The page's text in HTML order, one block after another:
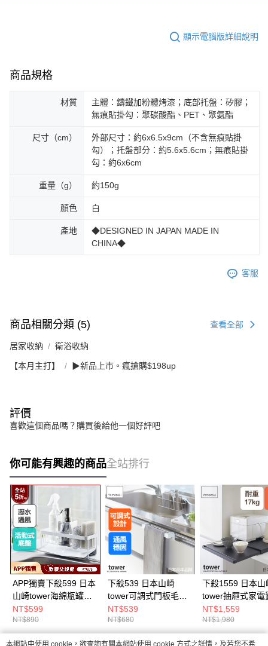
顯示電腦版詳細說明
商品規格
材質
主體：鑄鐵加粉體烤漆；底部托盤：矽膠；
無痕貼掛勾：聚碳酸酯、PET、聚氨酯
尺寸（cm）
外部尺寸：約6x6.5x9cm（不含無痕貼掛
勾）；托盤部分：約5.6x5.6cm；無痕貼掛
勾：約6x6cm
重量（g） 約150g
顏色 白
產地
◆DESIGNED IN JAPAN MADE IN
CHINA◆
客服
商品相關分類 (5) 查看全部
居家收納 衛浴收納
【本月主打】 ▶新品上市。瘋搶購$198up
評價
喜歡這個商品嗎？購買後給他一個好評吧
你可能有興趣的商品全站排行
APP獨賣下殺599 日本
山崎tower海綿瓶罐置
物架(白)/瓶罐架/海綿
架/海綿瀝水架/海綿置
物架/廚房收納架
NT$599
NT$890
下殺539 日本山崎
tower可調式門板毛巾
架(白)/門板架/毛巾掛
架/門板收納
NT$539
NT$680
下殺1559 日本山
tower抽屜式家電
架(黑)/電器架/廚
納架/廚房收納
NT$1,559
NT$1,980
本網站中使用 cookie，欲查詢有關本網站使用 cookie 方式之詳情，及若您不希